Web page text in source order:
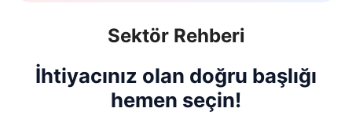
Sektör Rehberi
İhtiyacınız olan doğru başlığı
hemen seçin!